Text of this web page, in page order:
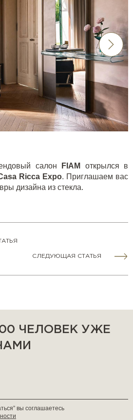
салон FIAM
открылся в
Ricca Expo. Приглашаем вас
дизайна из стекла.
СЛЕДУЮЩАЯ СТАТЬЯ
ЧЕЛОВЕК УЖЕ
вы соглашаетесь